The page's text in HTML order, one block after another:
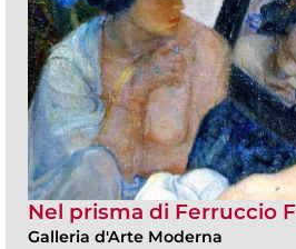
Nel prisma di Ferruccio
Galleria d'Arte Moderna